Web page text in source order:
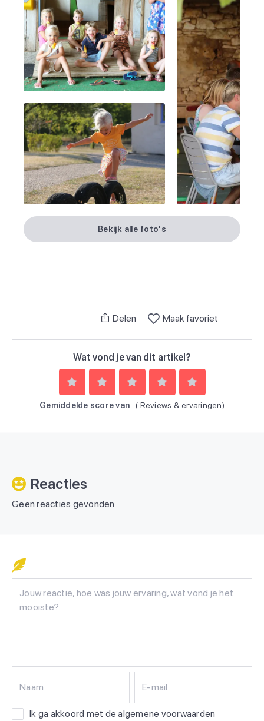
Bekijk alle foto's
Delen Maak favoriet
Wat vond je van dit artikel?
Gemiddelde score van ( Reviews & ervaringen)
Reacties
Geen reacties gevonden
Naam E-mail
Ik ga akkoord met de algemene voorwaarden